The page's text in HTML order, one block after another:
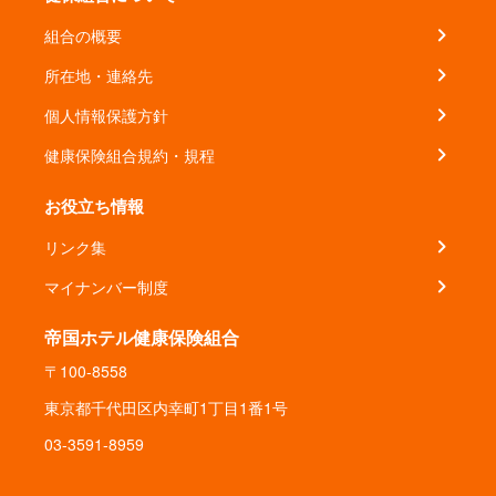
組合の概要
所在地・連絡先
個人情報保護方針
健康保険組合規約・規程
お役立ち情報
リンク集
マイナンバー制度
帝国ホテル健康保険組合
〒100-8558
東京都千代田区内幸町1丁目1番1号
03-3591-8959